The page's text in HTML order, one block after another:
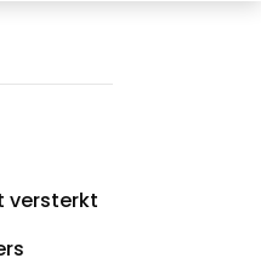
versterkt